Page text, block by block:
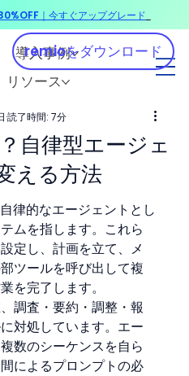
導入事例
リソース
remioをダウンロード
自律型エージェ
える方法
読了時間: 7分
律的なエージェントとし
ムを指します。これら
定し、計画を立て、メ
ツールを呼び出して複
を完了します。
調査・要約・調整・報
対処しています。エー
数のシーケンスを自ら
によるプロンプトの必
｜今すぐアップグレード